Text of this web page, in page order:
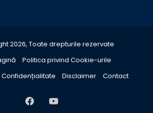
2026, Toate drepturile rezervate
Politica privind Cookie-urile
Disclaimer Contact
FacebookYouTube